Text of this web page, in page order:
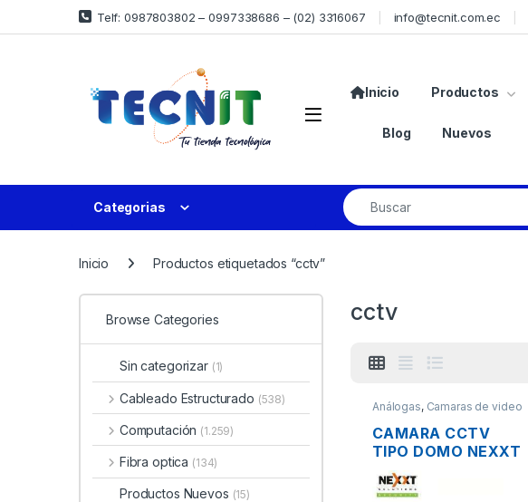
Telf: 0987803802 – 0997338686 – (02) 3316067 info@tecnit.com.ec
Inicio Productos
Blog Nuevos
Categorias
Inicio Productos etiquetados “cctv”
cctv
Análogas, Camaras de video
vigilancia y Grabadores
Redes
CAMARA CCTV
TIPO DOMO NEXXT
XPYH60-MB HD TVI
720P 6MM DIA Y
Browse Categories
Sin categorizar (1)
Cableado Estructurado (538)
Computación (1.259)
Fibra optica (134)
Productos Nuevos (15)